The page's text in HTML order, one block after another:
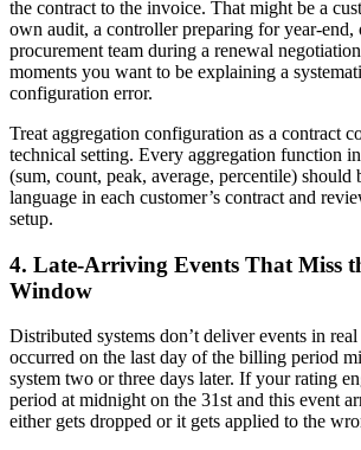
the contract to the invoice. That might be a
own audit, a controller preparing for year-end,
procurement team during a renewal
moments you want to be explaining a
configuration error.
Treat aggregation configuration as a contract
technical setting. Every aggregation function
(sum, count, peak, average, percentile) should
language in each customer’s contract and
setup.
4. Late-Arriving Events That Miss
Window
Distributed systems don’t deliver events in
occurred on the last day of the billing period
system two or three days later. If your rating
period at midnight on the 31st and this event
either gets dropped or it gets applied to the